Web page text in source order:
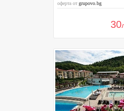
оферта отgrupovo.bg
30